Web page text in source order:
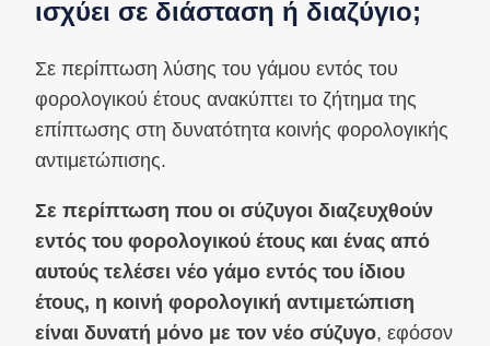
ισχύει σε διάσταση ή διαζύγιο;
Σε περίπτωση λύσης του γάμου εντός του
φορολογικού έτους ανακύπτει το ζήτημα της
επίπτωσης στη δυνατότητα κοινής φορολογικής
αντιμετώπισης.
Σε περίπτωση που οι σύζυγοι διαζευχθούν
εντός του φορολογικού έτους και ένας από
αυτούς τελέσει νέο γάμο εντός του ίδιου
έτους, η κοινή φορολογική αντιμετώπιση
είναι δυνατή μόνο με τον νέο σύζυγο, εφόσον